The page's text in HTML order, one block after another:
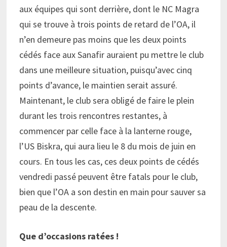
aux équipes qui sont derrière, dont le NC Magra
qui se trouve à trois points de retard de l’OA, il
n’en demeure pas moins que les deux points
cédés face aux Sanafir auraient pu mettre le club
dans une meilleure situation, puisqu’avec cinq
points d’avance, le maintien serait assuré.
Maintenant, le club sera obligé de faire le plein
durant les trois rencontres restantes, à
commencer par celle face à la lanterne rouge,
l’US Biskra, qui aura lieu le 8 du mois de juin en
cours. En tous les cas, ces deux points de cédés
vendredi passé peuvent être fatals pour le club,
bien que l’OA a son destin en main pour sauver sa
peau de la descente.
Que d’occasions ratées !